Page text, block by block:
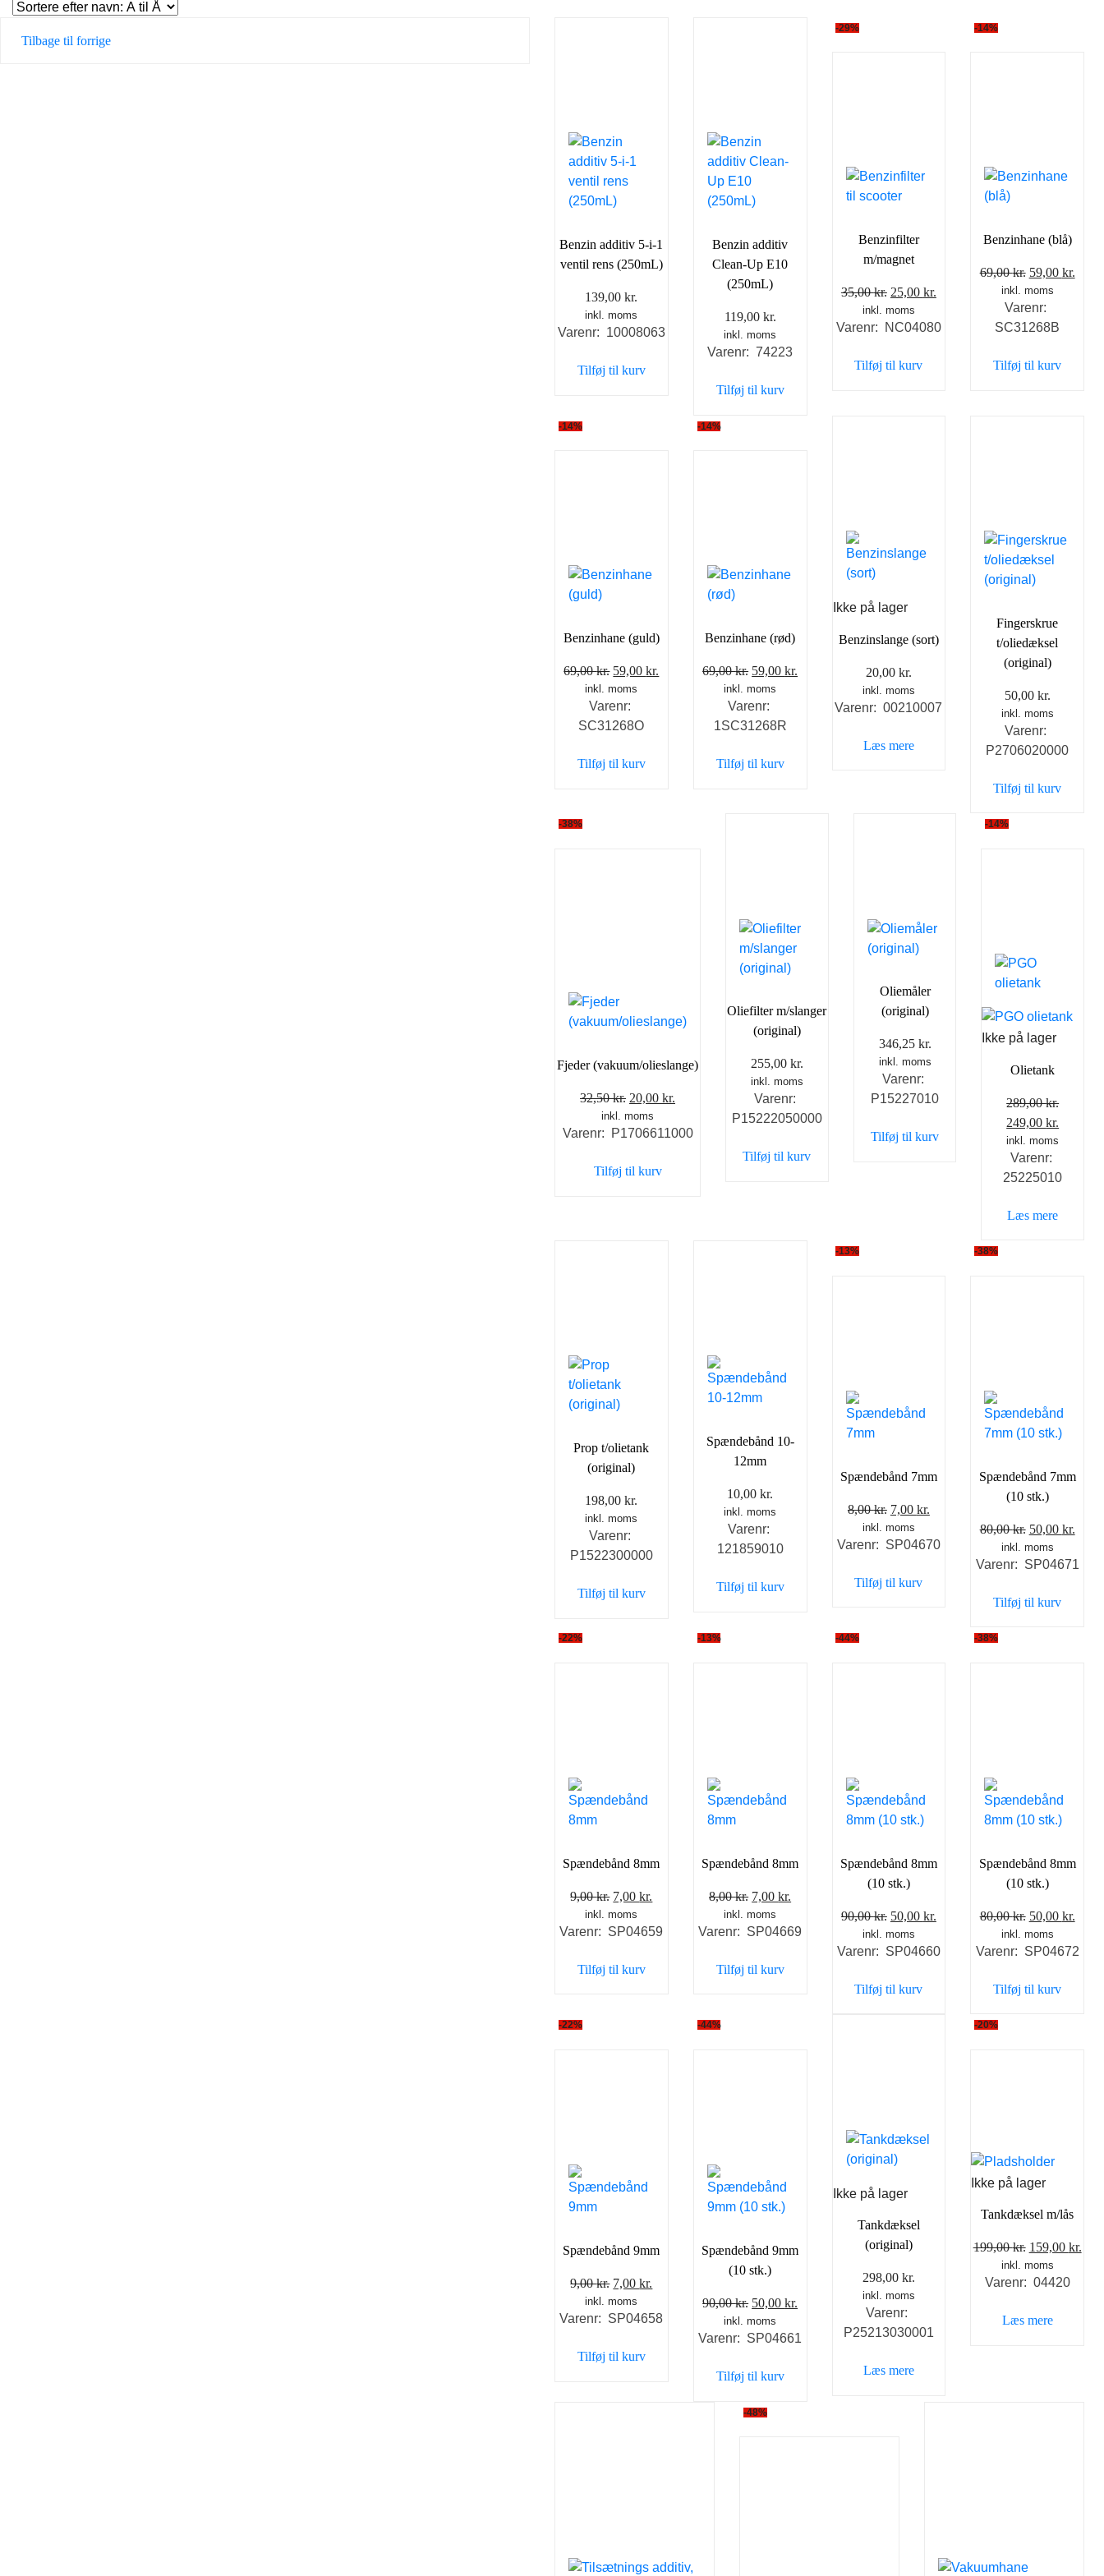
Tilbage til forrige
Benzin additiv 5-i-1
ventil rens (250mL)
139,00kr.
inkl. moms
Varenr: 10008063
Tilføj til kurv
Benzin additiv
Clean-Up E10
(250mL)
119,00 kr.
inkl. moms
Varenr: 74223
Tilføj til kurv
-29%
Benzinfilter
m/magnet
35,00kr. Den
oprindelige
pris
35,00 kr..
25,00 kr.
pris
inkl. moms
Varenr: NC04080
Tilføj til kurv
-14%
Benzinhane (blå)
69,00kr. Den
oprindelige
pris
var:
59,00 kr.
inkl. moms
Varenr:
SC31268B
Tilføj til kurv
-14%
Benzinhane (guld)
69,00kr. Den
oprindelige
pris
var:
59,00kr.
inkl. moms
Varenr:
SC31268O
Tilføj til kurv
-14%
Benzinhane (rød)
69,00kr. Den
oprindelige
pris
var:
59,00kr.
inkl. moms
Varenr:
1SC31268R
Tilføj til kurv
Ikke på lager
Benzinslange (sort)
20,00 kr.
inkl. moms
Varenr: 00210007
Læs mere
Fingerskrue
t/oliedæksel
(original)
50,00 kr.
inkl. moms
Varenr:
P2706020000
Tilføj til kurv
-38%
Fjeder (vakuum/olieslange)
32,50kr. Den
oprindelige
pris
32,50 kr..
20,00 kr.
pris
inkl. moms
Varenr: P1706611000
Tilføj til kurv
Oliefilter m/slanger
(original)
255,00 kr.
inkl. moms
Varenr:
P15222050000
Tilføj til kurv
Oliemåler
(original)
346,25 kr.
inkl. moms
Varenr:
P15227010
Tilføj til kurv
-14%
Ikke på lager
Olietank
289,00kr.
Den
oprindelige
pris
var:
249,00kr.
er:
inkl. moms
Varenr:
25225010
Læs mere
Prop t/olietank
(original)
198,00kr.
inkl. moms
Varenr:
P1522300000
Tilføj til kurv
Spændebånd 10-
12mm
10,00kr.
inkl. moms
Varenr:
121859010
Tilføj til kurv
-13%
Spændebånd 7mm
8,00kr. Den
oprindelige
pris
8,00 kr..
7,00 kr.
pris
inkl. moms
Varenr: SP04670
Tilføj til kurv
-38%
Spændebånd 7mm
(10 stk.)
80,00kr. Den
oprindelige
pris
80,00 kr..
50,00 kr.
pris
inkl. moms
Varenr: SP04671
Tilføj til kurv
-22%
Spændebånd 8mm
9,00kr. Den
oprindelige
pris
9,00 kr..
7,00kr.
pris
inkl. moms
Varenr: SP04659
Tilføj til kurv
-13%
Spændebånd 8mm
8,00kr. Den
oprindelige
pris
8,00 kr..
7,00kr.
pris
inkl. moms
Varenr: SP04669
Tilføj til kurv
-44%
Spændebånd 8mm
(10 stk.)
90,00kr. Den
oprindelige
pris
90,00 kr..
50,00 kr.
pris
inkl. moms
Varenr: SP04660
Tilføj til kurv
-38%
Spændebånd 8mm
(10 stk.)
80,00kr. Den
oprindelige
pris
80,00 kr..
50,00 kr.
pris
inkl. moms
Varenr: SP04672
Tilføj til kurv
-22%
Spændebånd 9mm
9,00kr. Den
oprindelige
pris
9,00 kr..
7,00kr.
pris
inkl. moms
Varenr: SP04658
Tilføj til kurv
-44%
Spændebånd 9mm
(10 stk.)
90,00kr. Den
oprindelige
pris
90,00 kr..
50,00kr.
pris
inkl. moms
Varenr: SP04661
Tilføj til kurv
Ikke på lager
Tankdæksel
(original)
298,00 kr.
inkl. moms
Varenr:
P25213030001
Læs mere
-20%
Ikke på lager
Tankdæksel m/lås
199,00kr. Den
oprindelige
pris
199,00 kr..
159,00 kr.
inkl. moms
Varenr: 04420
Læs mere
-48%